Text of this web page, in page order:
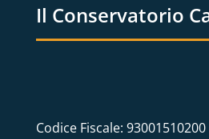
Il Conservatorio
Codice Fiscale: 93001510200